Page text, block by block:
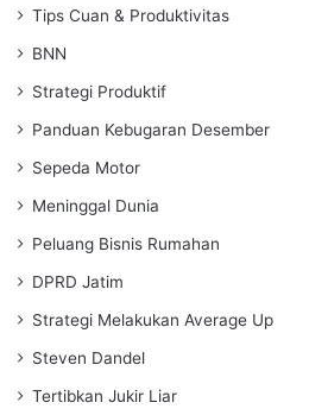
Tips Cuan & Produktivitas
BNN
Strategi Produktif
Panduan Kebugaran Desember
Sepeda Motor
Meninggal Dunia
Peluang Bisnis Rumahan
DPRD Jatim
Strategi Melakukan Average Up
Steven Dandel
Tertibkan Jukir Liar